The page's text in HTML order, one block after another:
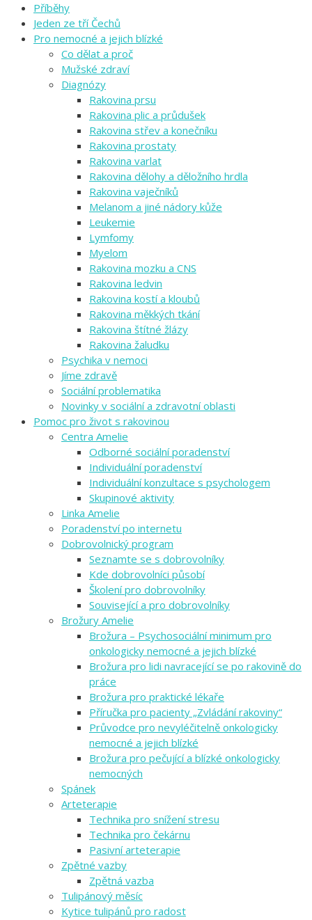
Příběhy
Jeden ze tří Čechů
Pro nemocné a jejich blízké
Co dělat a proč
Mužské zdraví
Diagnózy
Rakovina prsu
Rakovina plic a průdušek
Rakovina střev a konečníku
Rakovina prostaty
Rakovina varlat
Rakovina dělohy a děložního hrdla
Rakovina vaječníků
Melanom a jiné nádory kůže
Leukemie
Lymfomy
Myelom
Rakovina mozku a CNS
Rakovina ledvin
Rakovina kostí a kloubů
Rakovina měkkých tkání
Rakovina štítné žlázy
Rakovina žaludku
Psychika v nemoci
Jíme zdravě
Sociální problematika
Novinky v sociální a zdravotní oblasti
Pomoc pro život s rakovinou
Centra Amelie
Odborné sociální poradenství
Individuální poradenství
Individuální konzultace s psychologem
Skupinové aktivity
Linka Amelie
Poradenství po internetu
Dobrovolnický program
Seznamte se s dobrovolníky
Kde dobrovolníci působí
Školení pro dobrovolníky
Související a pro dobrovolníky
Brožury Amelie
Brožura – Psychosociální minimum pro
onkologicky nemocné a jejich blízké
Brožura pro lidi navracející se po rakovině do
práce
Brožura pro praktické lékaře
Příručka pro pacienty „Zvládání rakoviny“
Průvodce pro nevyléčitelně onkologicky
nemocné a jejich blízké
Brožura pro pečující a blízké onkologicky
nemocných
Spánek
Arteterapie
Technika pro snížení stresu
Technika pro čekárnu
Pasivní arteterapie
Zpětné vazby
Zpětná vazba
Tulipánový měsíc
Kytice tulipánů pro radost